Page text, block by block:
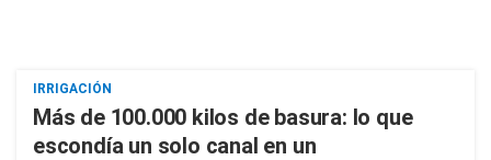
IRRIGACIÓN
Más de 100.000 kilos de basura: lo que
escondía un solo canal en un